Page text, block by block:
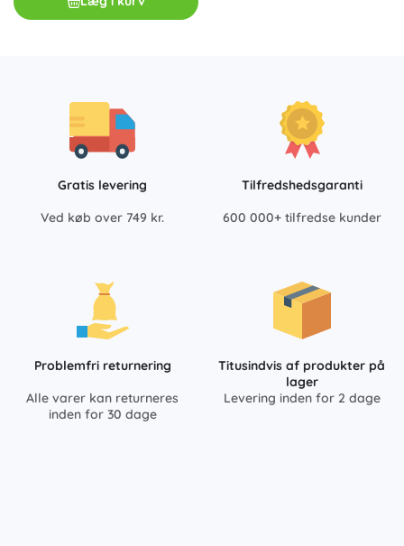
Gratis levering
Ved køb over 749 kr.
Tilfredshedsgaranti
600 000+ tilfredse kunder
Problemfri returnering
Alle varer kan returneres
inden for 30 dage
Titusindvis af produkter på
lager
Levering inden for 2 dage